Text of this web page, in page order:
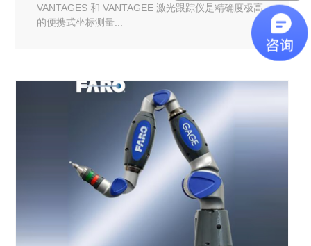
VANTAGES 和 VANTAGEE 激光跟踪仪是精确度极高
的便携式坐标测量...